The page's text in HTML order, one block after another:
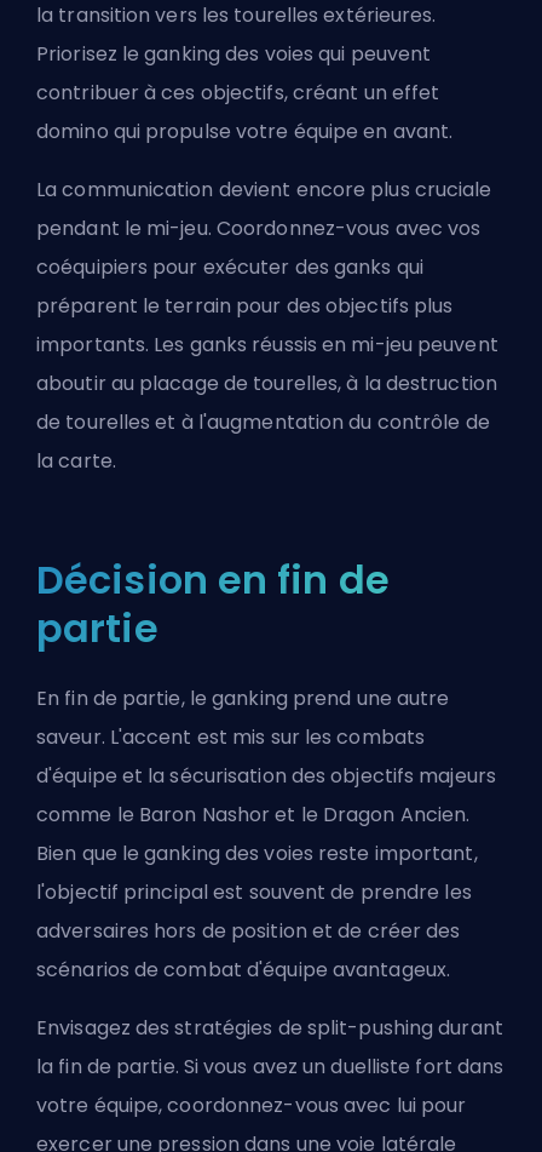
la transition vers les tourelles extérieures.
Priorisez le ganking des voies qui peuvent
contribuer à ces objectifs, créant un effet
domino qui propulse votre équipe en avant.
La communication devient encore plus cruciale
pendant le mi-jeu. Coordonnez-vous avec vos
coéquipiers pour exécuter des ganks qui
préparent le terrain pour des objectifs plus
importants. Les ganks réussis en mi-jeu peuvent
aboutir au placage de tourelles, à la destruction
de tourelles et à l'augmentation du contrôle de
la carte.
Décision en fin de
partie
En fin de partie, le ganking prend une autre
saveur. L'accent est mis sur les combats
d'équipe et la sécurisation des objectifs majeurs
comme le Baron Nashor et le Dragon Ancien.
Bien que le ganking des voies reste important,
l'objectif principal est souvent de prendre les
adversaires hors de position et de créer des
scénarios de combat d'équipe avantageux.
Envisagez des stratégies de split-pushing durant
la fin de partie. Si vous avez un duelliste fort dans
votre équipe, coordonnez-vous avec lui pour
exercer une pression dans une voie latérale